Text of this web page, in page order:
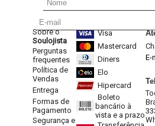
Sobre o
Soulojista
Perguntas
frequentes
Política de
Vendas
Entrega
Formas de
Pagamento
Segurança e
Visa
Mastercard
Diners
Elo
Hipercard
Boleto
bancário à
vista e a prazo
E-